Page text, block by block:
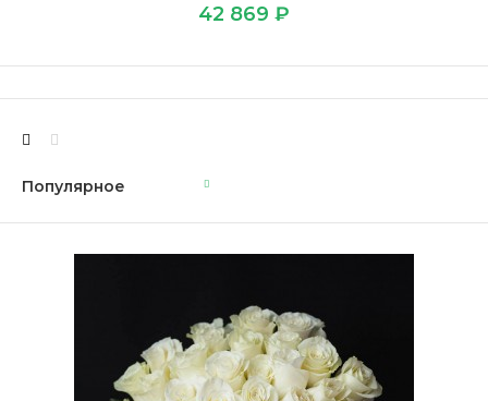
42 869 ₽